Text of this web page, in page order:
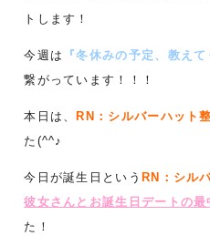
トします！
今週は 『冬休みの予定、教えて
繋がっています！！！
本日は、 RN：シルバーハット
た(^^♪
今日が誕生日という RN：シル
彼女さんとお誕生日デートの最
た！